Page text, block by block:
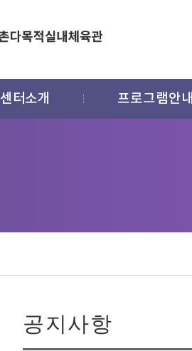
센터소개 프로그램안내
공지사항